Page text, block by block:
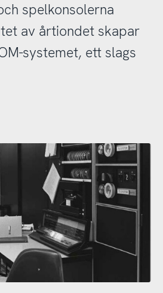
spelkonsolerna
av årtiondet skapar
systemet, ett slags